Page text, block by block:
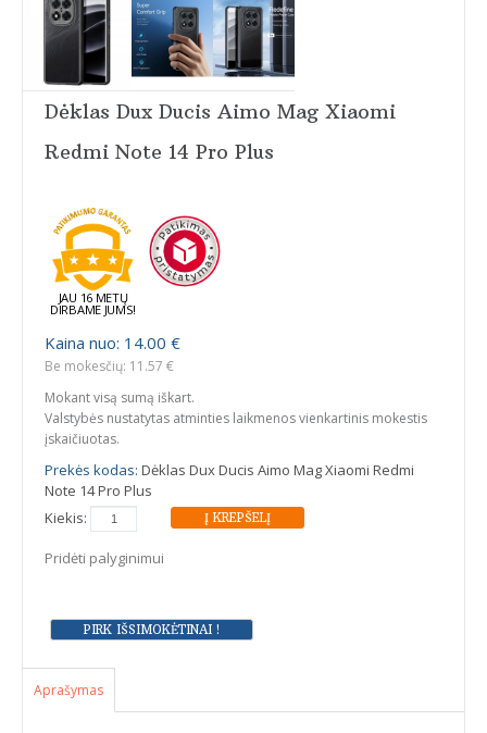
Dėklas Dux Ducis Aimo Mag Xiaomi
Redmi Note 14 Pro Plus
JAU 16 METŲ
DIRBAME JUMS!
Kaina nuo: 14.00 €
Be mokesčių: 11.57 €
Mokant visą sumą iškart.
Valstybės nustatytas atminties laikmenos vienkartinis mokestis
įskaičiuotas.
Prekės kodas: Dėklas Dux Ducis Aimo Mag Xiaomi Redmi
Note 14 Pro Plus
Kiekis:
Pridėti palyginimui
Aprašymas